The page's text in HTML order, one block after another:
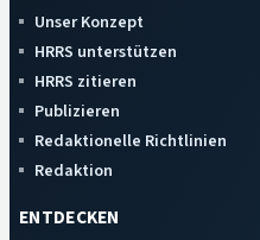
Unser Konzept
HRRS unterstützen
HRRS zitieren
Publizieren
Redaktionelle Richtlinien
Redaktion
ENTDECKEN